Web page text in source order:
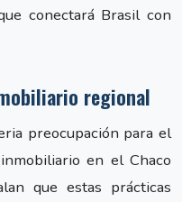
conectará Brasil con
regional
preocupación para el
en el Chaco
que estas prácticas